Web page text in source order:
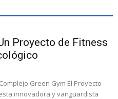
Proyecto de Fitness
Green Gym El Proyecto
innovadora y vanguardista